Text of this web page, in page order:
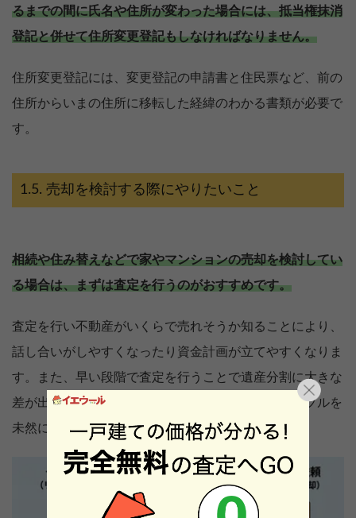
るまでの間に氏名や住所が変わった場合には、抵当権抹消
登記と併せて住所変更登記もしなければなりません。
住所変更登記には、変更登記の申請書と住民票など、前の
住所からいまの住所に移転した経緯のわかる書類が必要で
す。
売却を検討する際にやりたいこと
相続や住み替えなどで家やマンションの売却を検討してい
る場合は、まずは査定を行うのがおすすめです。
査定を行い不動産がいくらで売れそうか知ることにより、
話し合いがしやすくなったり資金計画が立てやすくなりま
す。また、早い段階で査定を行うことで遺産分割に大きな
差が出たり、ローン返済が苦しくなるといったトラブルを
未然に防ぎやすくなることも。